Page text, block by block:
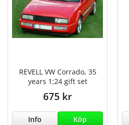
REVELL VW Corrado, 35
years 1;24 gift set
675 kr
Info Köp